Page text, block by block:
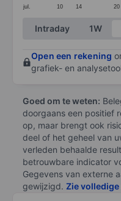
jul. 10 14 20
End of interactive
Intraday 1W
Open een rekening
grafiek- en
Goed om te weten:
doorgaans een positief
op, maar brengt ook
deel of het geheel van
verleden behaalde
betrouwbare indicator
Gegevens van externe
gewijzigd. Zie